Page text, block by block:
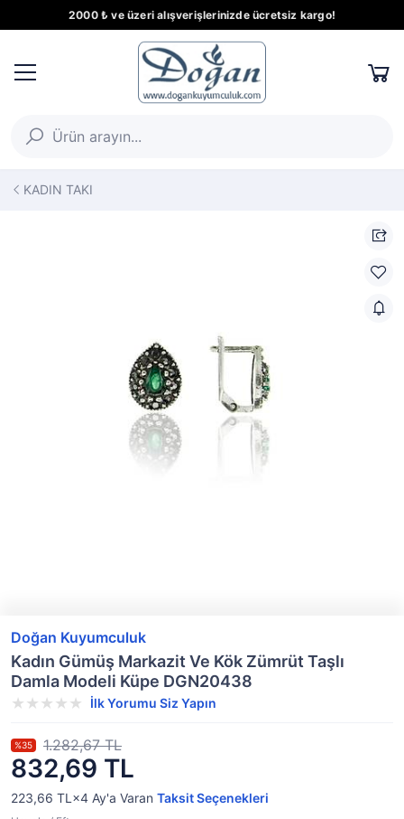
2000 ₺ ve üzeri alışverişlerinizde ücretsiz kargo!
KADIN TAKI
Doğan Kuyumculuk
Kadın Gümüş Markazit Ve Kök Zümrüt Taşlı
Damla Modeli Küpe DGN20438
İlk Yorumu Siz Yapın
832,69 TL
%35 1.282,67 TL
223,66 TL×4 Ay'a Varan Taksit Seçenekleri